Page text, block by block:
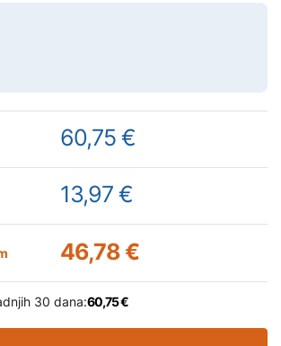
60,75 €
13,97 €
46,78 €
30 dana:60,75 €